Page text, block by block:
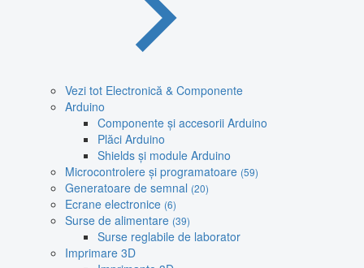
Vezi tot Electronică & Componente
Arduino
Componente și accesorii Arduino
Plăci Arduino
Shields și module Arduino
Microcontrolere și programatoare (59)
Generatoare de semnal (20)
Ecrane electronice (6)
Surse de alimentare (39)
Surse reglabile de laborator
Imprimare 3D